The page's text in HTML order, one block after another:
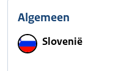
Algemeen
Slovenië